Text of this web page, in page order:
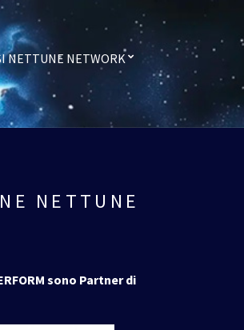
NETTUNE NETWORK
NETTUNE
sono Partner di